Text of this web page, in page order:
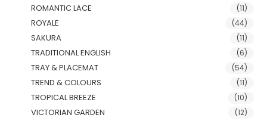
ROMANTIC LACE (11)
ROYALE (44)
SAKURA (11)
TRADITIONAL ENGLISH (6)
TRAY & PLACEMAT (54)
TREND & COLOURS (11)
TROPICAL BREEZE (10)
VICTORIAN GARDEN (12)